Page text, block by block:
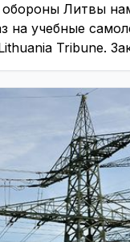
Литвы
на учебные
Tribune.
произведена в